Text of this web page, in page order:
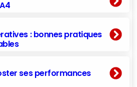
: bonnes pratiques
ses performances